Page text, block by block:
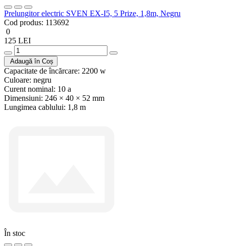
Prelungitor electric SVEN EX-I5, 5 Prize, 1,8m, Negru
Cod produs: 113692
0
125 LEI
Adaugă în Coș
Capacitate de încărcare: 2200 w
Culoare: negru
Curent nominal: 10 a
Dimensiuni: 246 × 40 × 52 mm
Lungimea cablului: 1,8 m
În stoc